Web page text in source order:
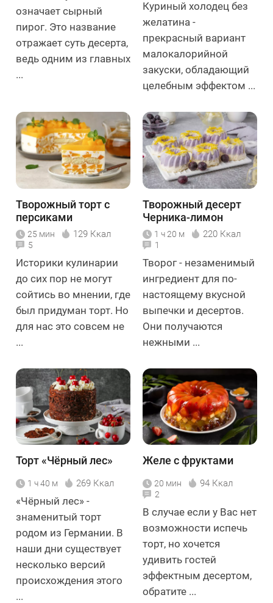
означает сырный
пирог. Это название
отражает суть десерта,
ведь одним из главных
...
Куриный холодец без
желатина -
прекрасный вариант
малокалорийной
закуски, обладающий
целебным эффектом ...
Творожный торт с
персиками
25 мин 129 Ккал
5
Историки кулинарии
до сих пор не могут
сойтись во мнении, где
был придуман торт. Но
для нас это совсем не
...
Творожный десерт
Черника-лимон
1 ч 20 м 220 Ккал
1
Творог - незаменимый
ингредиент для по-
настоящему вкусной
выпечки и десертов.
Они получаются
нежными ...
Торт «Чёрный лес»
1 ч 40 м 269 Ккал
«Чёрный лес» -
знаменитый торт
родом из Германии. В
наши дни существует
несколько версий
происхождения этого
...
Желе с фруктами
20 мин 94 Ккал
2
В случае если у Вас нет
возможности испечь
торт, но хочется
удивить гостей
эффектным десертом,
обратите ...